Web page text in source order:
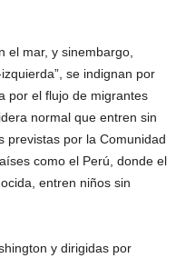
el mar, y sinembargo,
se indignan por
por el flujo de migrantes
normal que entren sin
previstas por la Comunidad
como el Perú, donde el
entren niños sin
y dirigidas por